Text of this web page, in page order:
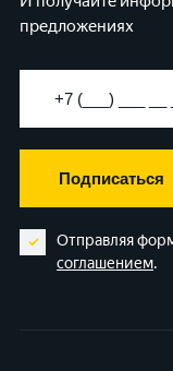
предложениях
Подписаться
Отправляя
соглашением.